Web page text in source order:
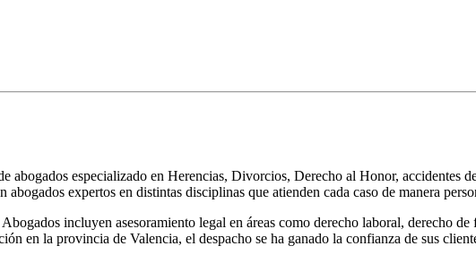
abogados especializado en Herencias, Divorcios, Derecho al Honor,
abogados expertos en distintas disciplinas que atienden cada caso de manera
incluyen asesoramiento legal en áreas como derecho laboral, derecho
en la provincia de Valencia, el despacho se ha ganado la confianza de sus